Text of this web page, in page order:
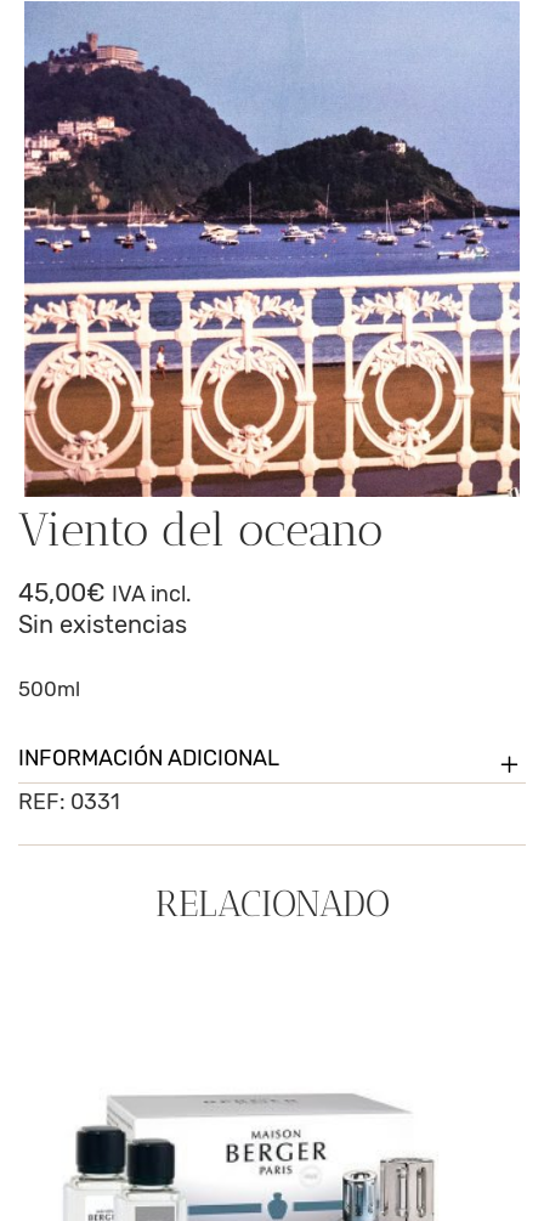
Viento del oceano
45,00€ IVA incl.
Sin existencias
500ml
INFORMACIÓN ADICIONAL
REF: 0331
RELACIONADO